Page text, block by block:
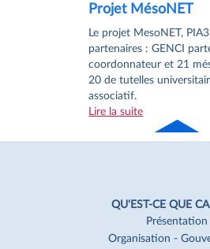
Projet MésoNET
Le projet MesoNET,
partenaires : GENCI
coordonnateur et 21
20 de tutelles
associatif.
Lire la suite
de page
QU'EST-CE QUE
Présentation
Organisation -